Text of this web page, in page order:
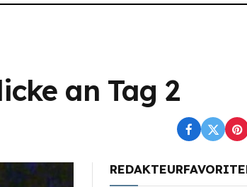
an Tag 2